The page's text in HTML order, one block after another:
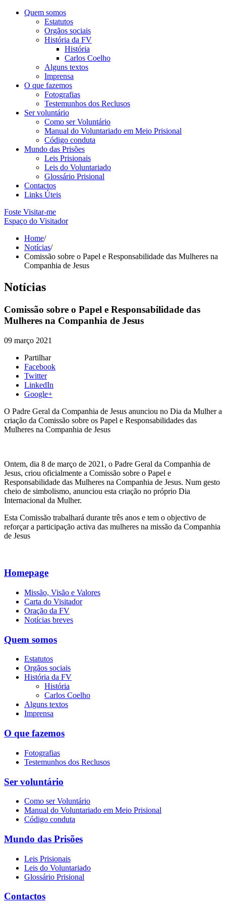
Quem somos
Estatutos
Orgãos sociais
História da FV
História
Carlos Coelho
Alguns textos
Imprensa
O que fazemos
Fotografias
Testemunhos dos Reclusos
Ser voluntário
Como ser Voluntário
Manual do Voluntariado em Meio Prisional
Código conduta
Mundo das Prisões
Leis Prisionais
Leis do Voluntariado
Glossário Prisional
Contactos
Links Úteis
Foste Visitar-me
Espaço do Visitador
Home/
Notícias/
Comissão sobre o Papel e Responsabilidade das Mulheres na
Companhia de Jesus
Notícias
Comissão sobre o Papel e Responsabilidade das
Mulheres na Companhia de Jesus
09 março 2021
Partilhar
Facebook
Twitter
LinkedIn
Google+
O Padre Geral da Companhia de Jesus anunciou no Dia da Mulher a
criação da Comissão sobre os Papel e Responsabilidades das
Mulheres na Companhia de Jesus
Ontem, dia 8 de março de 2021, o Padre Geral da Companhia de
Jesus, criou oficialmente a Comissão sobre o Papel e
Responsabilidade das Mulheres na Companhia de Jesus. Num gesto
cheio de simbolismo, anunciou esta criação no próprio Dia
Internacional da Mulher.
Esta Comissão trabalhará durante três anos e tem o objectivo de
reforçar a participação activa das mulheres na missão da Companhia
de Jesus
Homepage
Missão, Visão e Valores
Carta do Visitador
Oração da FV
Notícias breves
Quem somos
Estatutos
Orgãos sociais
História da FV
História
Carlos Coelho
Alguns textos
Imprensa
O que fazemos
Fotografias
Testemunhos dos Reclusos
Ser voluntário
Como ser Voluntário
Manual do Voluntariado em Meio Prisional
Código conduta
Mundo das Prisões
Leis Prisionais
Leis do Voluntariado
Glossário Prisional
Contactos